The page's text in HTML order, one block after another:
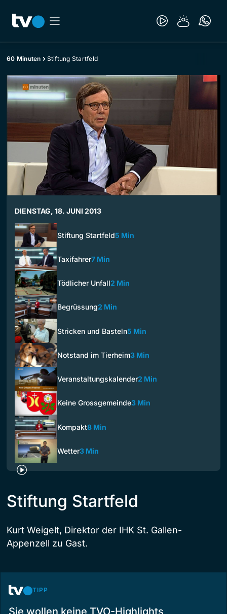
60 Minuten Stiftung Startfeld
DIENSTAG, 18. JUNI 2013
Stiftung Startfeld5 Min
Taxifahrer7 Min
Tödlicher Unfall2 Min
Begrüssung2 Min
Stricken und Basteln5 Min
Notstand im Tierheim3 Min
Veranstaltungskalender2 Min
Keine Grossgemeinde3 Min
Kompakt8 Min
Wetter3 Min
Stiftung Startfeld
Kurt Weigelt, Direktor der IHK St. Gallen-
Appenzell zu Gast.
TIPP
Sie wollen keine TVO-Highlights